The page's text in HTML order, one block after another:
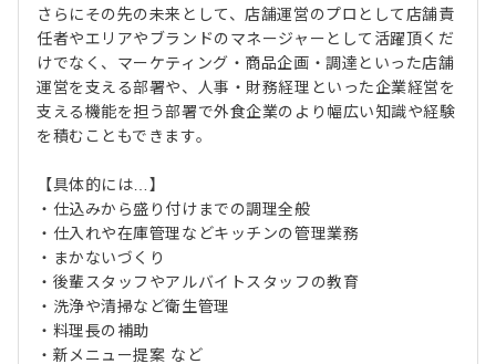
さらにその先の未来として、店舗運営のプロとして店舗責
任者やエリアやブランドのマネージャーとして活躍頂くだ
けでなく、マーケティング・商品企画・調達といった店舗
運営を支える部署や、人事・財務経理といった企業経営を
支える機能を担う部署で外食企業のより幅広い知識や経験
を積むこともできます。
【具体的には…】
・仕込みから盛り付けまでの調理全般
・仕入れや在庫管理などキッチンの管理業務
・まかないづくり
・後輩スタッフやアルバイトスタッフの教育
・洗浄や清掃など衛生管理
・料理長の補助
・新メニュー提案 など